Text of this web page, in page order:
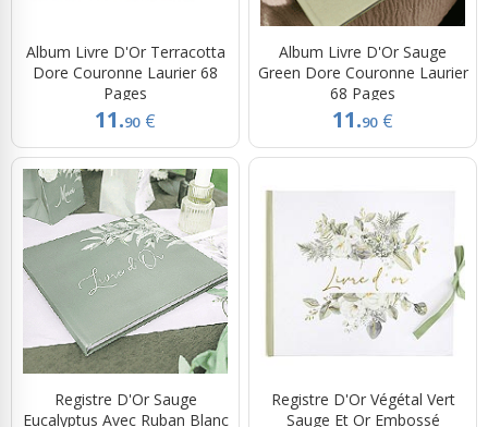
Album Livre D'Or Terracotta
Dore Couronne Laurier 68
Pages
11.90 €
Album Livre D'Or Sauge
Green Dore Couronne Laurier
68 Pages
11.90 €
Registre D'Or Sauge
Eucalyptus Avec Ruban Blanc
Registre D'Or Végétal Vert
Sauge Et Or Embossé